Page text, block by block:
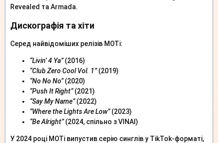
Revealed та Armada.
Дискографія та хіти
Серед найвідоміших релізів MOTi:
“Livin’ 4 Ya”(2016)
“Club Zero Cool Vol. 1”(2019)
“No No No”(2020)
“Push It Right”(2021)
“Say My Name”(2022)
“Where the Lights Are Low”(2023)
“Be Alright”(2024, спільно з VINAI)
У 2024 році MOTi випустив серію синглів у TikTok-форматі,